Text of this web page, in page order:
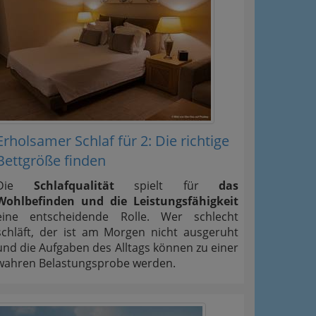
Schlaf für 2: Die richtige
finden
Schlafqualitätspielt für das
und die Leistungsfähigkeit
entscheidende Rolle. Wer schlecht
der ist am Morgen nicht ausgeruht
die Aufgaben des Alltags können zu einer
Belastungsprobe werden.